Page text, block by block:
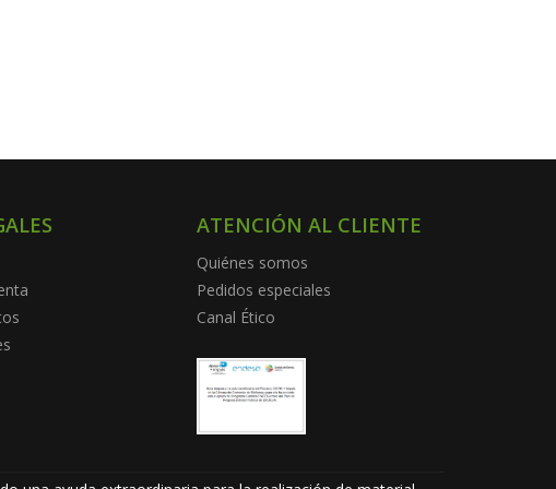
ATENCIÓN AL CLIENTE
Quiénes somos
Pedidos especiales
Canal Ético